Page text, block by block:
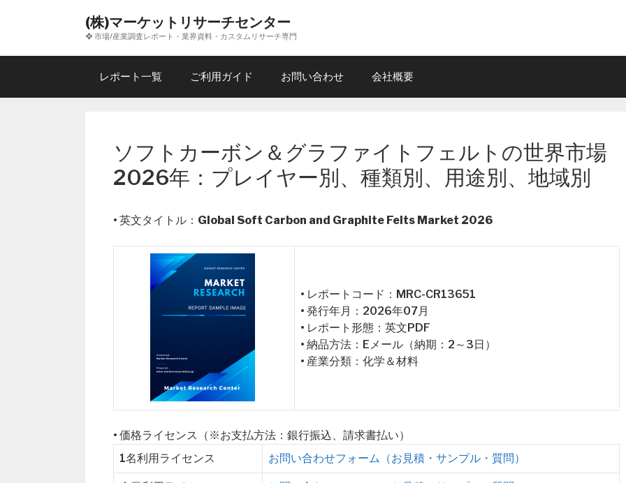
ン
(株)マーケットリサーチセンター
❖ 市場/産業調査レポート・業界資料・カスタムリサーチ専門
レポート一覧 ご利用ガイド お問い合わせ 会社概要
ソフトカーボン＆グラファイトフェルトの世界市場
2026年：プレイヤー別、種類別、用途別、地域別
• 英文タイトル： Global Soft Carbon and Graphite Felts Market 2026
• レポートコード：MRC-CR13651
• 発行年月：2026年07月
• レポート形態：英文PDF
• 納品方法：Eメール（納期：2～3日）
• 産業分類：化学＆材料
• 価格ライセンス（※お支払方法：銀行振込、請求書払い）
1名利用ライセンス
お問い合わせフォーム（お見積・サンプル・質問）